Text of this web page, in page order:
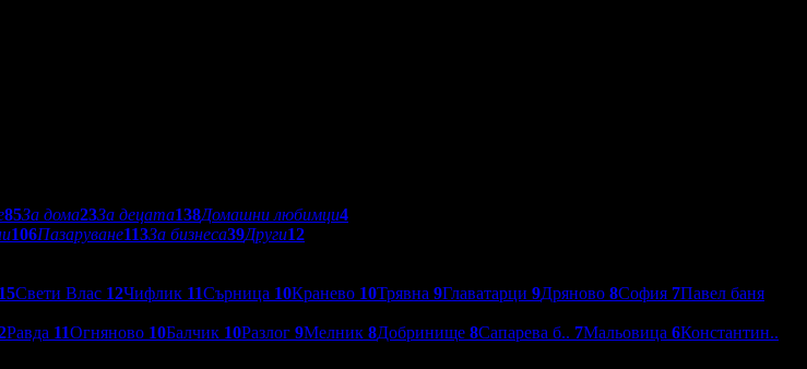
85За дома23За децата138Домашни любимци4
106Пазаруване113За бизнеса39Други12
15Свети Влас 12Чифлик 11Сърница 10Кранево 10Трявна 9Главатарци 9Дряново 8София 7Павел баня
Равда 11Огняново 10Балчик 10Разлог 9Мелник 8Добринище 8Сапарева б.. 7Мальовица 6Константин..